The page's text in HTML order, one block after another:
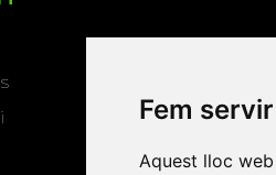
Fem
Aquest lloc